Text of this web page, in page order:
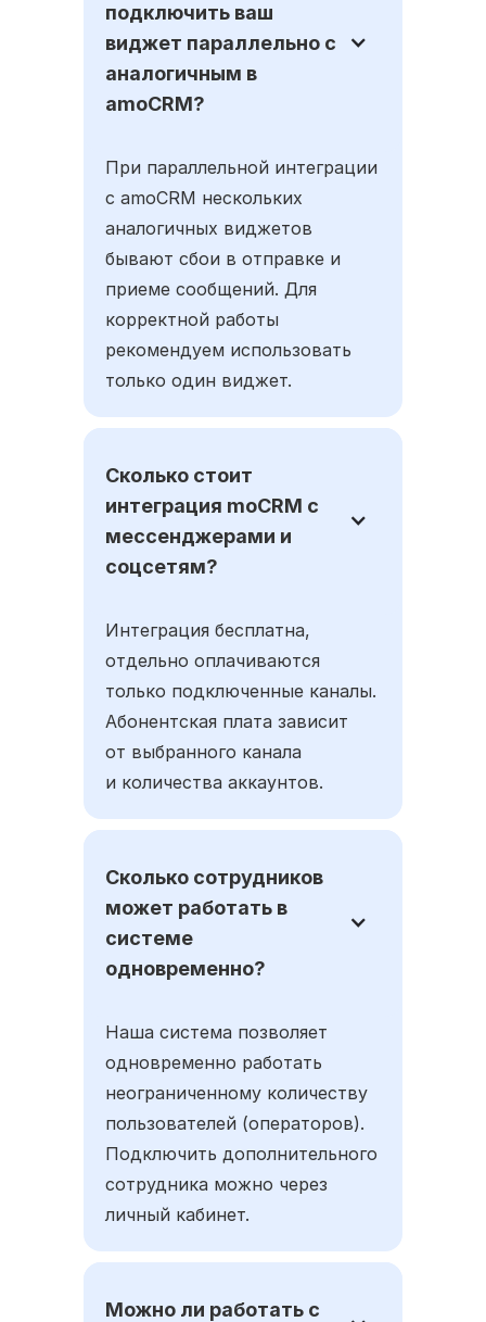
подключить ваш
виджет параллельно с
аналогичным в
amoCRM?
При параллельной интеграции
с amoCRM нескольких
аналогичных виджетов
бывают сбои в отправке и
приеме сообщений. Для
корректной работы
рекомендуем использовать
только один виджет.
Сколько стоит
интеграция moCRM с
мессенджерами и
соцсетям?
Интеграция бесплатна,
отдельно оплачиваются
только подключенные каналы.
Абонентская плата зависит
от выбранного канала
и количества аккаунтов.
Сколько сотрудников
может работать в
системе
одновременно?
Наша система позволяет
одновременно работать
неограниченному количеству
пользователей (операторов).
Подключить дополнительного
сотрудника можно через
личный кабинет.
Можно ли работать с